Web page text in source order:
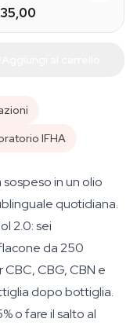
IFHA
in un olio
quotidiana.
2.0: sei
da 250
CBG, CBN e
dopo bottiglia.
o fare il salto al